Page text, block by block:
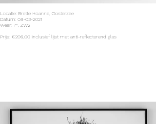
Locatie: Brette Hoanne, Oosterzee
Datum: 08-03-2021
Weer: 7°, ZW2
Prijs: €206,00 inclusief lijst met anti-reflecterend glas